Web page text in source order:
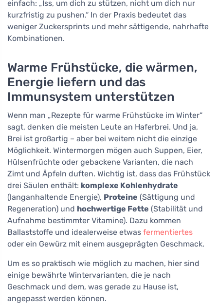
einfach: „Iss, um dich zu stützen, nicht um dich nur
kurzfristig zu pushen.“ In der Praxis bedeutet das
weniger Zuckersprints und mehr sättigende, nahrhafte
Kombinationen.
Warme Frühstücke, die wärmen,
Energie liefern und das
Immunsystem unterstützen
Wenn man „Rezepte für warme Frühstücke im Winter“
sagt, denken die meisten Leute an Haferbrei. Und ja,
Brei ist großartig – aber bei weitem nicht die einzige
Möglichkeit. Wintermorgen mögen auch Suppen, Eier,
Hülsenfrüchte oder gebackene Varianten, die nach
Zimt und Äpfeln duften. Wichtig ist, dass das Frühstück
drei Säulen enthält: komplexe Kohlenhydrate
(langanhaltende Energie), Proteine (Sättigung und
Regeneration) und hochwertige Fette (Stabilität und
Aufnahme bestimmter Vitamine). Dazu kommen
Ballaststoffe und idealerweise etwas fermentiertes
oder ein Gewürz mit einem ausgeprägten Geschmack.
Um es so praktisch wie möglich zu machen, hier sind
einige bewährte Wintervarianten, die je nach
Geschmack und dem, was gerade zu Hause ist,
angepasst werden können.